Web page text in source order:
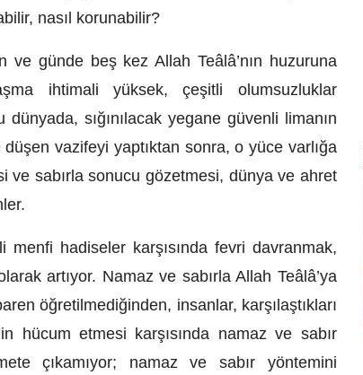
nasıl korunabilir?
ve günde beş kez Allah Teâlâ’nın huzuruna
ihtimali yüksek, çeşitli olumsuzluklar
dünyada, sığınılacak yegane güvenli limanın
vazifeyi yaptıktan sonra, o yüce varlığa
ve sabırla sonucu gözetmesi, dünya ve ahret
menfi hadiseler karşısında fevri davranmak,
artıyor. Namaz ve sabırla Allah Teâlâ’ya
öğretilmediğinden, insanlar, karşılaştıkları
hücum etmesi karşısında namaz ve sabır
çıkamıyor; namaz ve sabır yöntemini